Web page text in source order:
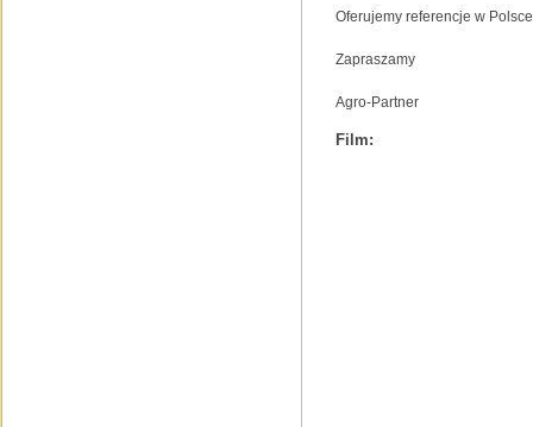
Oferujemy referencje w
Zapraszamy
Agro-Partner
Film: